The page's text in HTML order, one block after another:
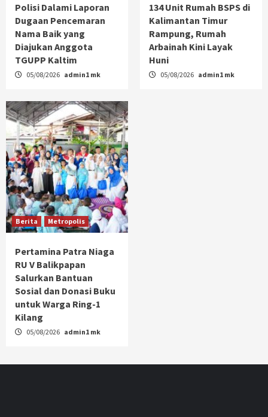
Polisi Dalami Laporan
Dugaan Pencemaran
Nama Baik yang
Diajukan Anggota
TGUPP Kaltim
05/08/2026 admin1 mk
134 Unit Rumah BSPS di
Kalimantan Timur
Rampung, Rumah
Arbainah Kini Layak
Huni
05/08/2026 admin1 mk
Berita Metropolis
Pertamina Patra Niaga
RU V Balikpapan
Salurkan Bantuan
Sosial dan Donasi Buku
untuk Warga Ring-1
Kilang
05/08/2026 admin1 mk